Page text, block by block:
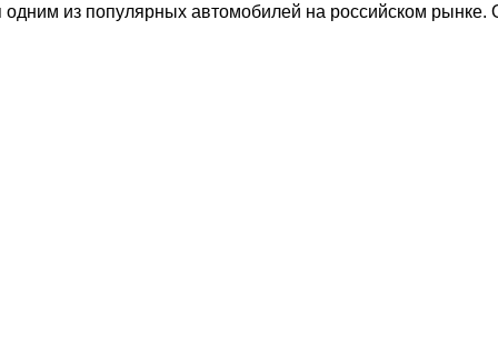
одним из популярных автомобилей на российском